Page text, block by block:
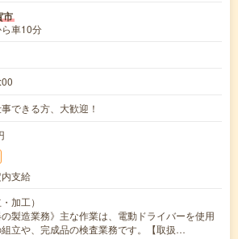
市
車10分
できる方、大歓迎！
支給
加工）
の製造業務》主な作業は、電動ドライバーを使用
組立や、完成品の検査業務です。【取扱…